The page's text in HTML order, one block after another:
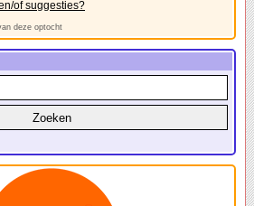
of suggesties?
deze optocht